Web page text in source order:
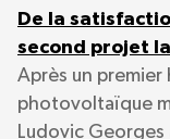
De la
second projet
Après un premier
photovoltaïque
Ludovic Georges